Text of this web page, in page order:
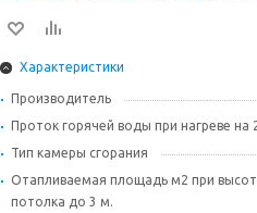
Характеристики
Производитель
Проток горячей воды при нагреве на
Тип камеры сгорания
Отапливаемая площадь м2 при
потолка до 3 м.